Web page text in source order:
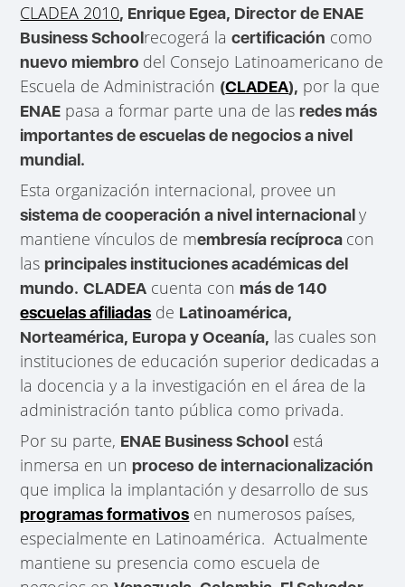
CLADEA 2010, Enrique Egea, Director de ENAE
Business Schoolrecogerá lacertificación como
nuevo miembro del Consejo Latinoamericano de
Escuela de Administración (CLADEA), por la que
ENAE pasa a formar parte una de lasredes más
importantes de escuelas de negocios a nivel
mundial.
Esta organización internacional, provee un
sistema de cooperación a nivel internacionaly
mantiene vínculos de membresía recíproca con
lasprincipales instituciones académicas del
mundo. CLADEA cuenta conmás de 140
escuelas afiliadas de Latinoamérica,
Norteamérica, Europa y Oceanía, las cuales son
instituciones de educación superior dedicadas a
la docencia y a la investigación en el área de la
administración tanto pública como privada.
Por su parte, ENAE Business School está
inmersa en unproceso de internacionalización
que implica la implantación y desarrollo de sus
programas formativos en numerosos países,
especialmente en Latinoamérica. Actualmente
mantiene su presencia como escuela de